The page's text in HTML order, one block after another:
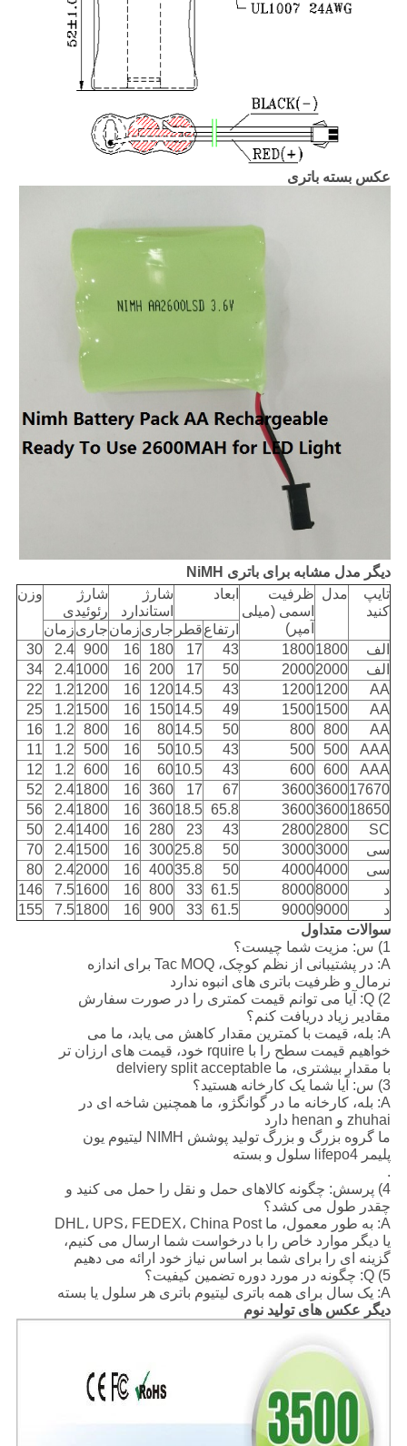
عکس بسته باتری
دیگر مدل مشابه برای باتری NiMH
تایپ
کنید
مدل ظرفیت
اسمی (میلی
آمپر)
ابعاد
شارژ
استاندارد
شارژ
رئوئیدی
وزن
ارتفاعقطر جاریزمانجاریزمان
الف
1800
1800
43
17
180
16
900
2.4
30
الف
2000
2000
50
17
200
16
1000
2.4
34
AA
1200
1200
43
14.5
120
16
1200
1.2
22
AA
1500
1500
49
14.5
150
16
1500
1.2
25
AA
800
800
50
14.5
80
16
800
1.2
16
AAA
500
500
43
10.5
50
16
500
1.2
11
AAA
600
600
43
10.5
60
16
600
1.2
12
17670
3600
3600
67
17
360
16
1800
2.4
52
18650
3600
3600
65.8
18.5
360
16
1800
2.4
56
SC
2800
2800
43
23
280
16
1400
2.4
50
سی
3000
3000
50
25.8
300
16
1500
2.4
70
سی
4000
4000
50
35.8
400
16
2000
2.4
80
د
8000
8000
61.5
33
800
16
1600
7.5
146
د
9000
9000
61.5
33
900
16
1800
7.5
155
سوالات متداول
1) س: مزیت شما چیست؟
A: در پشتیبانی از نظم کوچک، Tac MOQ برای اندازه
نرمال و ظرفیت باتری های انبوه ندارد
2) Q: آیا می توانم قیمت کمتری را در صورت سفارش
مقادیر زیاد دریافت کنم؟
A: بله، قیمت با کمترین مقدار کاهش می یابد، ما می
خواهیم قیمت سطح را با rquire خود، قیمت های ارزان تر
با مقدار بیشتری، ما delviery split acceptable
3) س: آیا شما یک کارخانه هستید؟
A: بله، کارخانه ما در گوانگژو، ما همچنین شاخه ای در
zhuhai و henan دارد
ما گروه بزرگ و بزرگ تولید پوشش NIMH لیتیوم یون
پلیمر lifepo4 سلول و بسته
.
4) پرسش: چگونه کالاهای حمل و نقل را حمل می کنید و
چقدر طول می کشد؟
A: به طور معمول، ما DHL، UPS، FEDEX، China Post
یا دیگر موارد خاص را با درخواست شما ارسال می کنیم،
گزینه ای را برای شما بر اساس نیاز خود ارائه می دهیم
5) Q: چگونه در مورد دوره تضمین کیفیت؟
A: یک سال برای همه باتری لیتیوم باتری هر سلول یا بسته
دیگر عکس های تولید نوم